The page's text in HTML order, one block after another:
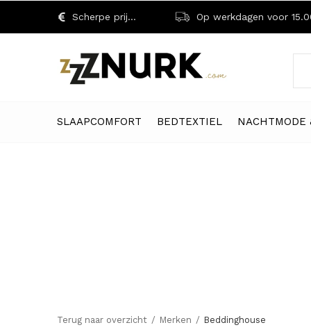
SLAAPCOMFORT BEDTEXTIEL NACHTMODE
Scherpe prijzen! Op werkdagen voor 15.00
Terug naar overzicht Merken Beddinghouse